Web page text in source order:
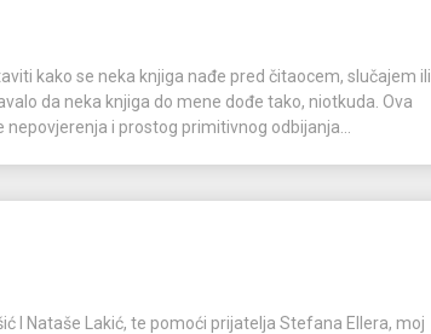
kako se neka knjiga nađe pred čitaocem, slučajem ili
da neka knjiga do mene dođe tako, niotkuda. Ova
i prostog primitivnog odbijanja...
I Nataše Lakić, te pomoći prijatelja Stefana Ellera, moj